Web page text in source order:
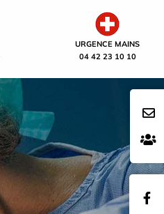
URGENCE MAINS
04 42 23 10 10